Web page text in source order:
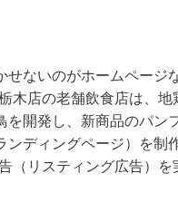
せないのがホームページ
木店の老舗飲食店は、地
を開発し、新商品のパン
ンディングページ）を制
（リスティング広告）を